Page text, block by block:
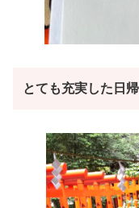
とても充実した日